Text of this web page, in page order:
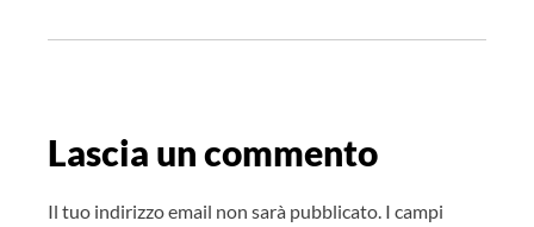
o
a
t
Lascia un commento
Il tuo indirizzo email non sarà pubblicato. I campi